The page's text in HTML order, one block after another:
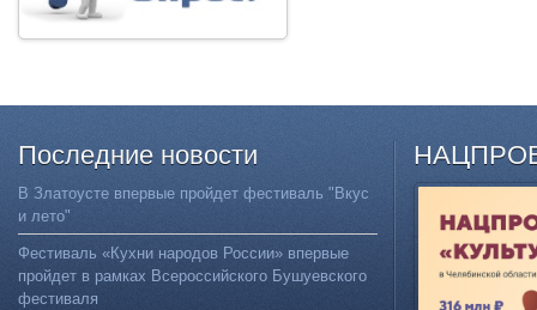
Последние новости
В Златоусте впервые пройдет фестиваль "Вкус
и лето"
Фестиваль «Кухни народов России» впервые
пройдет в рамках Всероссийского Бушуевского
фестиваля